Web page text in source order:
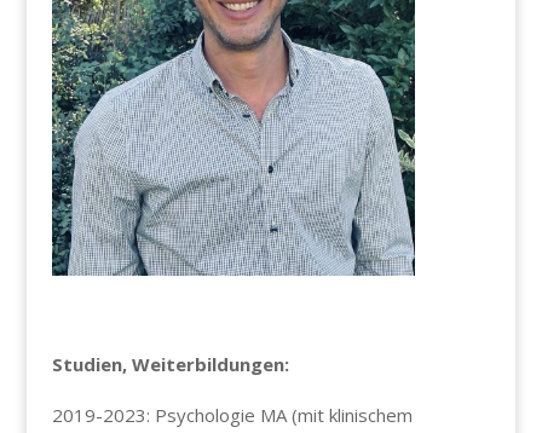
Studien, Weiterbildungen:
2019-2023: Psychologie MA (mit klinischem